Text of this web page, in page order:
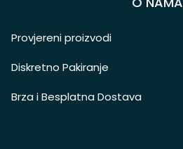
Provjereni proizvodi
Diskretno Pakiranje
Brza i Besplatna Dostava